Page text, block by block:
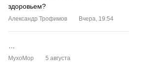
здоровьем?
Александр Трофимов Вчера, 19:54
MyxoMop 5 августа